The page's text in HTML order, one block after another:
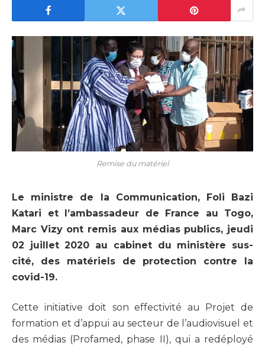
Remise du matériel
Le ministre de la Communication, Foli Bazi
Katari et l’ambassadeur de France au Togo,
Marc Vizy ont remis aux médias publics, jeudi
02 juillet 2020 au cabinet du ministère sus-
cité, des matériels de protection contre la
covid-19.
Cette initiative doit son effectivité au Projet de
formation et d’appui au secteur de l’audiovisuel et
des médias (Profamed, phase II), qui a redéployé